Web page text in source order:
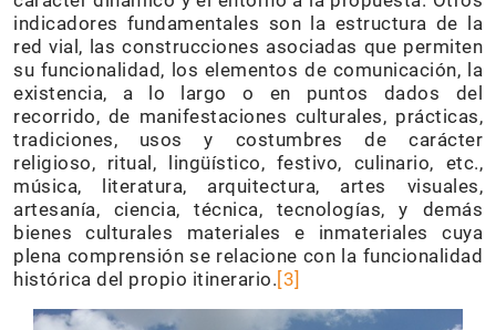
indicadores fundamentales son la estructura de la
red vial, las construcciones asociadas que permiten
su funcionalidad, los elementos de comunicación, la
existencia, a lo largo o en puntos dados del
recorrido, de manifestaciones culturales, prácticas,
tradiciones, usos y costumbres de carácter
religioso, ritual, lingüístico, festivo, culinario, etc.,
música, literatura, arquitectura, artes visuales,
artesanía, ciencia, técnica, tecnologías, y demás
bienes culturales materiales e inmateriales cuya
plena comprensión se relacione con la funcionalidad
histórica del propio itinerario.[3]